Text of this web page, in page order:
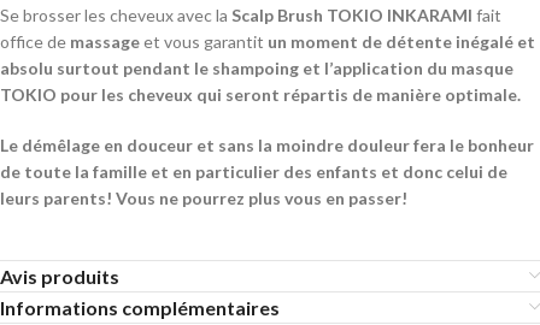
Se brosser les cheveux avec la Scalp Brush TOKIO INKARAMI fait
office de massageet vous garantit un moment de détente inégalé et
absolu surtout pendant le shampoing et l’application du masque
TOKIO pour les cheveux qui seront répartis de manière optimale.
Le démêlage en douceur et sans la moindre douleur fera le bonheur
de toute la famille et en particulier des enfants et donc celui de
leurs parents! Vous ne pourrez plus vous en passer!
Avis produits
Informations complémentaires